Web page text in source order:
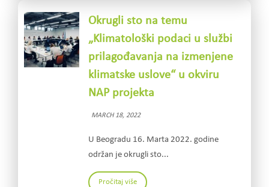
Okrugli sto na temu
„Klimatološki podaci u službi
prilagođavanja na izmenjene
klimatske uslove“ u okviru
NAP projekta
MARCH 18, 2022
U Beogradu 16. Marta 2022. godine
održan je okrugli sto...
Pročitaj više